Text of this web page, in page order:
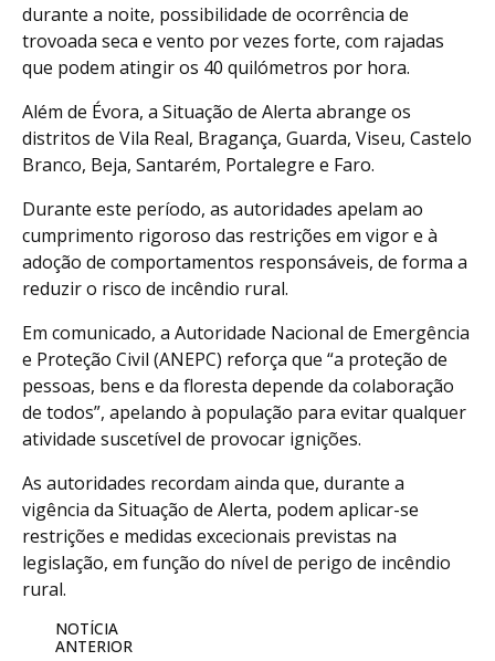
durante a noite, possibilidade de ocorrência de
trovoada seca e vento por vezes forte, com rajadas
que podem atingir os 40 quilómetros por hora.
Além de Évora, a Situação de Alerta abrange os
distritos de Vila Real, Bragança, Guarda, Viseu, Castelo
Branco, Beja, Santarém, Portalegre e Faro.
Durante este período, as autoridades apelam ao
cumprimento rigoroso das restrições em vigor e à
adoção de comportamentos responsáveis, de forma a
reduzir o risco de incêndio rural.
Em comunicado, a Autoridade Nacional de Emergência
e Proteção Civil (ANEPC) reforça que “a proteção de
pessoas, bens e da floresta depende da colaboração
de todos”, apelando à população para evitar qualquer
atividade suscetível de provocar ignições.
As autoridades recordam ainda que, durante a
vigência da Situação de Alerta, podem aplicar-se
restrições e medidas excecionais previstas na
legislação, em função do nível de perigo de incêndio
rural.
NOTÍCIA
ANTERIOR